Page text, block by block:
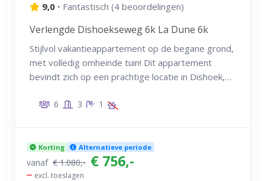
9,0 • Fantastisch (4 beoordelingen)
Verlengde Dishoekseweg 6k La Dune 6k
Stijlvol vakantieappartement op de begane grond,
met volledig omheinde tuin! Dit appartement
bevindt zich op een prachtige locatie in Dishoek,
Dishoek. Voor een heerlijke strandvakantie met
6 3 1
Korting Alternatieve periode
vanaf € 1.080,- € 756,-
excl. toeslagen